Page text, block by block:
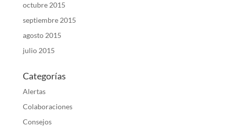
octubre 2015
septiembre 2015
agosto 2015
julio 2015
Categorías
Alertas
Colaboraciones
Consejos